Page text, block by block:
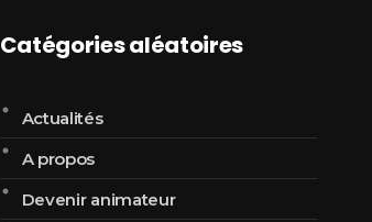
Catégories aléatoires
Actualités
A propos
Devenir animateur